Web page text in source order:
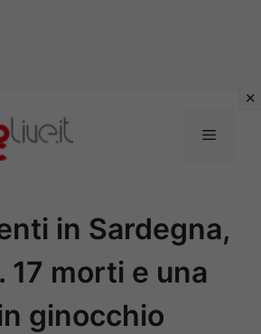
Menu
in Sardegna,
17 morti e una
ginocchio